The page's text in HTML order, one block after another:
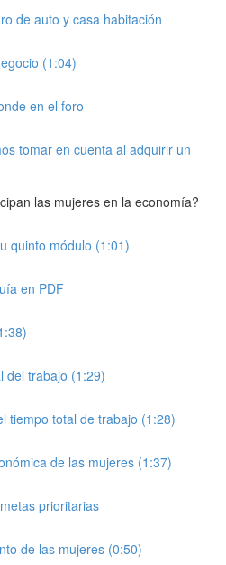
de auto y casa habitación
(1:04)
en el foro
tomar en cuenta al adquirir un
las mujeres en la economía?
quinto módulo (1:01)
en PDF
del trabajo (1:29)
tiempo total de trabajo (1:28)
de las mujeres (1:37)
prioritarias
de las mujeres (0:50)